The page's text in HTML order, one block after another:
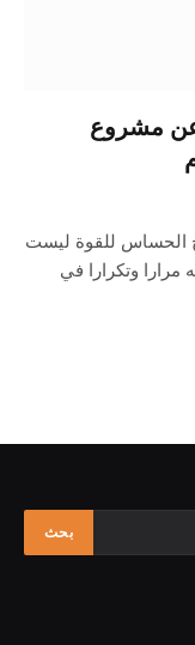
عن مشروع
الحساس للقوة ليست
مرارا وتكرارا في